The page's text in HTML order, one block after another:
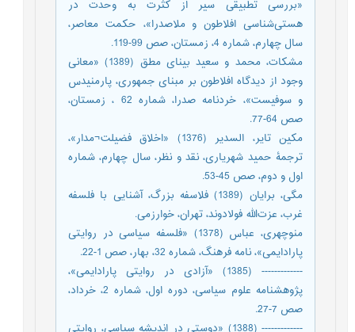
«بررسی تطبیقی سیر از کثرت به وحدت در
هستی‌شناسی افلاطون و ملاصدرا»، حکمت معاصر،
سال چهارم، شماره 4، زمستان، صص 99-119.
مشکات، محمد و سعید بینای مطق (1389) «معانی
وجود از دیدگاه افلاطون بر مبنای جمهوری، پارمنیدس
و سوفیست»، خردنامه صدرا، شماره 62 ، زمستان،
صص 64-77.
مکین تایر، السدیر (1376) «اخلاق فضیلت‌¬مدار»،
ترجمۀ حمید شهریاری، نقد و نظر، سال چهارم، شماره
اول و دوم، صص 45-53.
مگی، برایان (1389) فلاسفه بزرگ، آشنایی با فلسفه
غرب، عزت‌الله فولادوند، تهران، خوارزمی.
منوچهری، عباس (1378) «فلسفه سیاسی در روایتی
پارادایمی»، نامه فرهنگ، شماره 32، بهار، صص 1-22.
------------- (1385) «آزادی در روایتی پارادایمی»،
پژوهشنامه علوم سیاسی، دوره اول، شماره 2، خرداد،
صص 7-27.